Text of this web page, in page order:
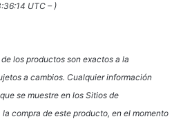
UTC –)
los productos son exactos a la
a cambios. Cualquier información
se muestre en los Sitios de
compra de este producto, en el momento